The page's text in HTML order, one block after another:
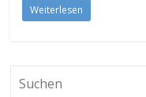
Weiterlesen